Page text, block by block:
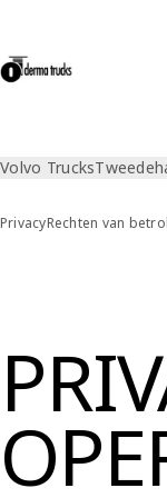
Volvo Trucks
PrivacyRechten van